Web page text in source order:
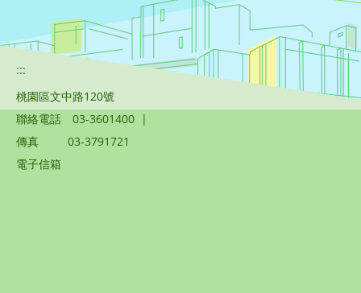
:::
桃園區文中路120號
聯絡電話
03-3601400 |
傳真
03-3791721
電子信箱